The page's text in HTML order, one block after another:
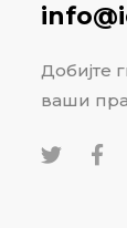
Добијте
ваши